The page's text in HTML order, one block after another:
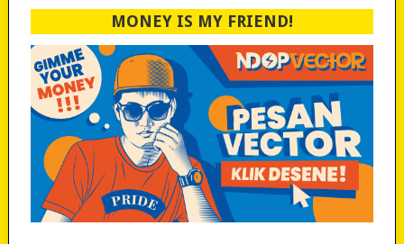
MONEY IS MY FRIEND!